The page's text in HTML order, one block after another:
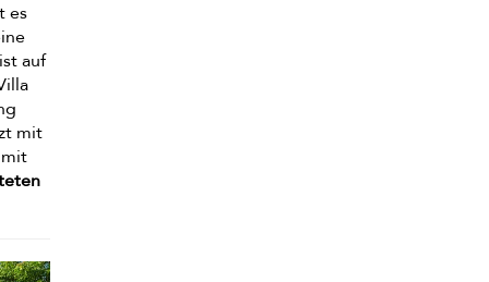
es
auf
mit